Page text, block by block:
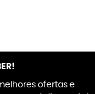
ofertas e